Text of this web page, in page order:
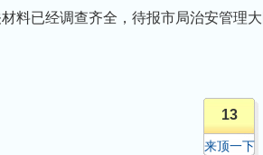
已经调查齐全，待报市局治安管理大
13
来顶一下